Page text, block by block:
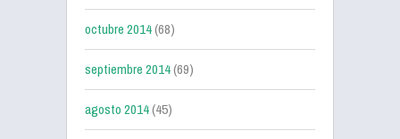
octubre 2014(68)
septiembre 2014(69)
agosto 2014(45)